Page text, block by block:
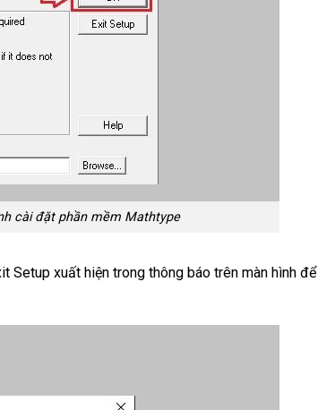
cài đặt phần mềm Mathtype
Setup xuất hiện trong thông báo trên màn hình để